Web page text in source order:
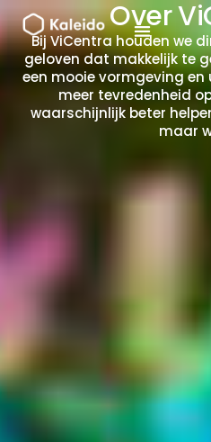
Ga
naar
de
inhoud
Over
Bij ViCentra houden we
geloven dat makkelijk te
een mooie vormgeving
meer tevredenheid
waarschijnlijk beter
maar